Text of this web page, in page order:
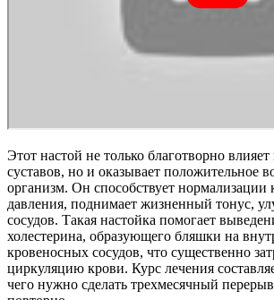
Этот настой не только благотворно влияет
суставов, но и оказывает положительное
организм. Он способствует нормализации
давления, поднимает жизненный тонус,
сосудов. Такая настойка помогает
холестерина, образующего бляшки на
кровеносных сосудов, что существенно
циркуляцию крови. Курс лечения
чего нужно сделать трехмесячный